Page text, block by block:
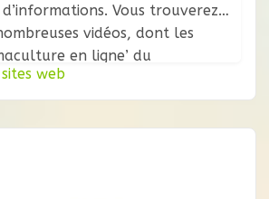
Vous trouverez
vidéos, dont les
en ligne’ du
croisés sur Youtube.
photos et articles
sites web